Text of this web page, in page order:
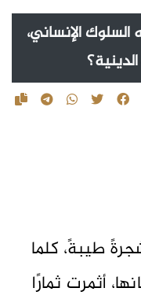
السلوك الإنساني،
طيبةً، كلما
أثمرت ثمارًا